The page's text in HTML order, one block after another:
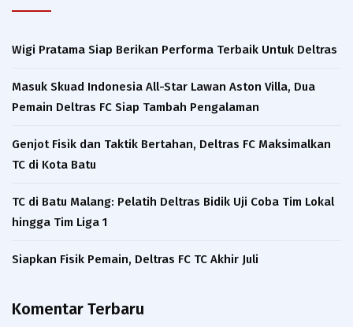
Wigi Pratama Siap Berikan Performa Terbaik Untuk Deltras
Masuk Skuad Indonesia All-Star Lawan Aston Villa, Dua
Pemain Deltras FC Siap Tambah Pengalaman​
Genjot Fisik dan Taktik Bertahan, Deltras FC Maksimalkan
TC di Kota Batu
TC di Batu Malang: Pelatih Deltras Bidik Uji Coba Tim Lokal
hingga Tim Liga 1
Siapkan Fisik Pemain, Deltras FC TC Akhir Juli
Komentar Terbaru